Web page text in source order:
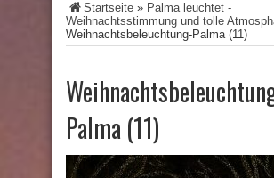
Startseite » Palma leuchtet -
Weihnachtsstimmung und tolle
Weihnachtsbeleuchtung-Palma (11)
Palma (11)